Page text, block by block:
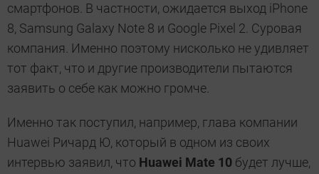
смартфонов. В частности, ожидается выход iPhone
8, Samsung Galaxy Note 8 и Google Pixel 2. Суровая
компания. Именно поэтому нисколько не удивляет
тот факт, что и другие производители пытаются
заявить о себе как можно громче.
Именно так поступил, например, глава компании
Huawei Ричард Ю, который в одном из своих
интервью заявил, что Huawei Mate 10 будет лучше,